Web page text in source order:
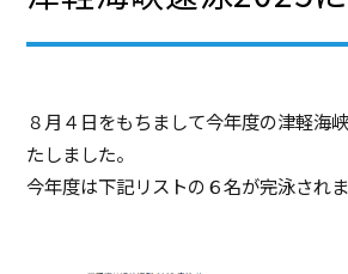
８月４日をもちまして今年度の津軽海
たしました。
今年度は下記リストの６名が完泳されま